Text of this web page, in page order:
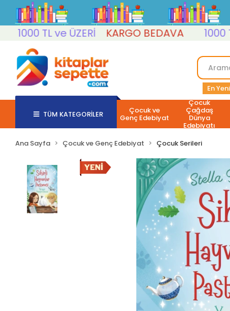
TL ve ÜZERİ
KARGO BEDAVA 1000 TL
En
TÜM KATEGORİLER Çocuk ve
Genç Edebiyat
Çocuk
Çağdaş
Dünya
Edebiyatı
Ana Sayfa Çocuk ve Genç Edebiyat Çocuk Serileri